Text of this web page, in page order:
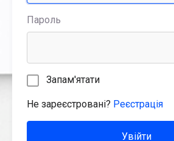
Пароль
Запам'ятати
Не зареєстровані? Реєстрація